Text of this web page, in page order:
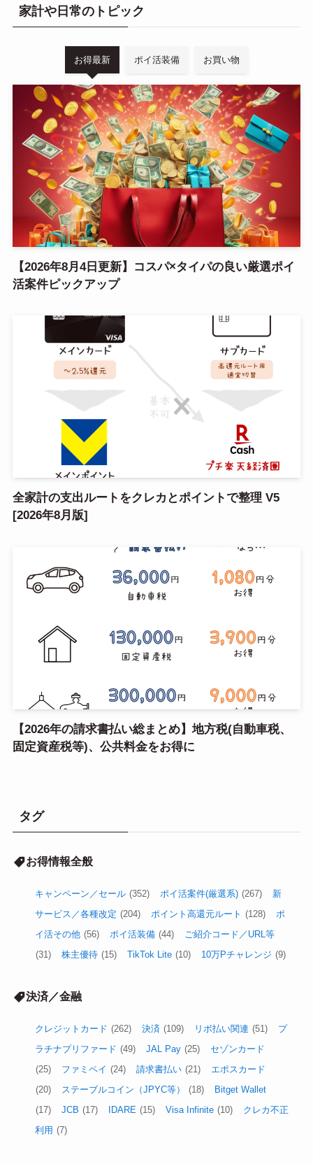
家計や日常のトピック
お得最新 ポイ活装備 お買い物
【2026年8月4日更新】コスパ×タイパの良い厳選ポイ
活案件ピックアップ
全家計の支出ルートをクレカとポイントで整理 V5
[2026年8月版]
【2026年の請求書払い総まとめ】地方税(自動車税、
固定資産税等)、公共料金をお得に
タグ
お得情報全般
キャンペーン／セール (352) ポイ活案件(厳選系) (267)
新
サービス／各種改定 (204) ポイント高還元ルート (128)
ポ
イ活その他 (56) ポイ活装備 (44)
ご紹介コード／URL等
(31)
株主優待 (15) TikTok Lite (10) 10万Pチャレンジ (9)
決済／金融
クレジットカード (262) 決済 (109) リボ払い関連 (51)
プ
ラチナプリファード (49) JAL Pay (25)
セゾンカード
(25)
ファミペイ (24) 請求書払い (21)
エポスカード
(20)
ステーブルコイン（JPYC等） (18)
Bitget Wallet
(17)
JCB (17) IDARE (15) Visa Infinite (10)
クレカ不正
利用 (7)